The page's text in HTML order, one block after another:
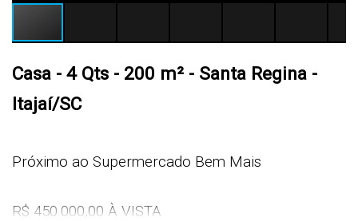
Casa - 4 Qts - 200 m² - Santa Regina -
Itajaí/SC
Próximo ao Supermercado Bem Mais
R$ 450 .000,00 À VISTA